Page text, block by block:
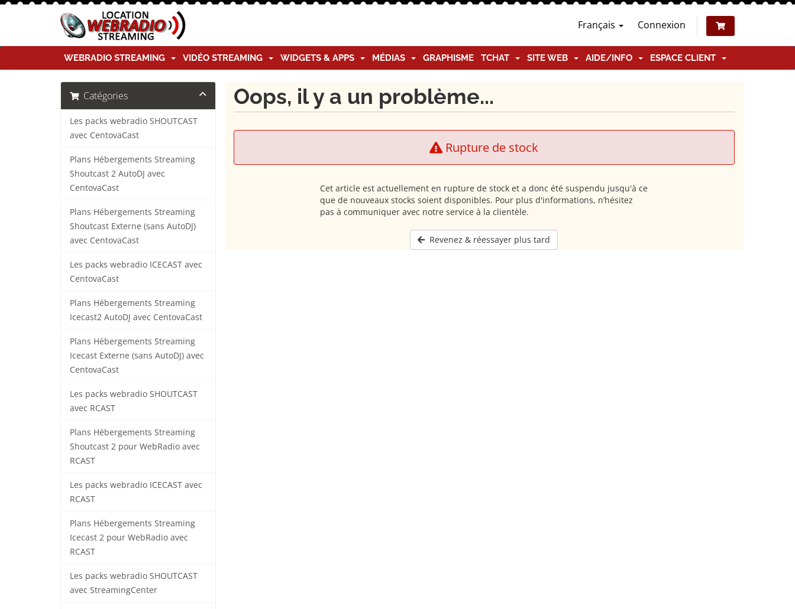
Français Connexion
WEBRADIO STREAMING VIDÉO STREAMING WIDGETS & APPS MÉDIAS GRAPHISME TCHAT SITE WEB AIDE/INFO ESPACE CLIENT
Catégories
Les packs webradio SHOUTCAST
avec CentovaCast
Plans Hébergements Streaming
Shoutcast 2 AutoDJ avec
CentovaCast
Plans Hébergements Streaming
Shoutcast Externe (sans AutoDJ)
avec CentovaCast
Les packs webradio ICECAST avec
CentovaCast
Plans Hébergements Streaming
Icecast2 AutoDJ avec CentovaCast
Plans Hébergements Streaming
Icecast Externe (sans AutoDJ) avec
CentovaCast
Les packs webradio SHOUTCAST
avec RCAST
Plans Hébergements Streaming
Shoutcast 2 pour WebRadio avec
RCAST
Les packs webradio ICECAST avec
RCAST
Plans Hébergements Streaming
Icecast 2 pour WebRadio avec
RCAST
Les packs webradio SHOUTCAST
avec StreamingCenter
Oops, il y a un problème...
Rupture de stock
Cet article est actuellement en rupture de stock et a donc été suspendu jusqu'à ce
que de nouveaux stocks soient disponibles. Pour plus d'informations, n’hésitez
pas à communiquer avec notre service à la clientèle.
Revenez & réessayer plus tard